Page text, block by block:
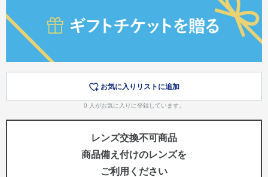
お気に入りリストに追加
0 人がお気に入りに登録しています。
レンズ交換不可商品
商品備え付けのレンズを
ご利用ください